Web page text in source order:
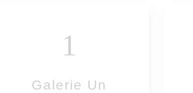
1
Galerie Un